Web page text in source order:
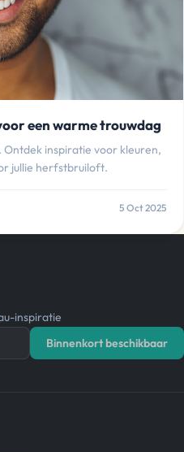
een warme trouwdag
inspiratie voor kleuren,
jullie herfstbruiloft.
5 Oct 2025
inspiratie
Binnenkort beschikbaar